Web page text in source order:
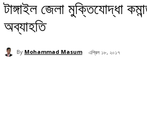
টাঙ্গাইল জেলা মুক্তিযোদ্ধা
অব্যাহতি
By Mohammad Masum এপ্রিল ১৮, ২০১৭